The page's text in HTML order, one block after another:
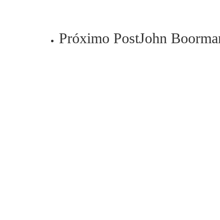
Próximo PostJohn